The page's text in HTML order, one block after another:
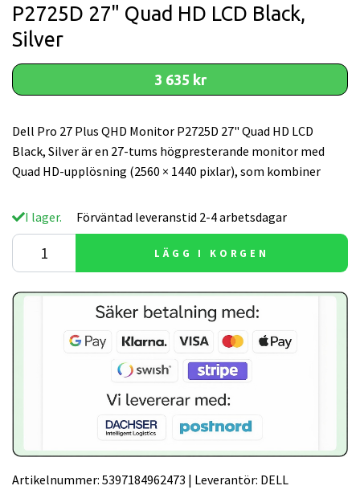
P2725D 27" Quad HD LCD Black,
Silver
3 635 kr
Dell Pro 27 Plus QHD Monitor P2725D 27" Quad HD LCD
Black, Silver är en 27-tums högpresterande monitor med
Quad HD-upplösning (2560 × 1440 pixlar), som kombiner
I lager. Förväntad leveranstid 2-4 arbetsdagar
LÄGG I KORGEN
Artikelnummer: 5397184962473 | Leverantör: DELL